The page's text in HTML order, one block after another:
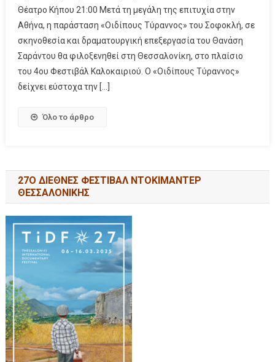
Θέατρο Κήπου 21:00 Μετά τη μεγάλη της επιτυχία στην
Αθήνα, η παράσταση «Οιδίπους Τύραννος» του Σοφοκλή, σε
σκηνοθεσία και δραματουργική επεξεργασία του Θανάση
Σαράντου θα φιλοξενηθεί στη Θεσσαλονίκη, στο πλαίσιο
του 4ου Φεστιβάλ Καλοκαιριού. Ο «Οιδίπους Τύραννος»
δείχνει εύστοχα την […]
Όλο το άρθρο
27Ο ΔΙΕΘΝΕΣ ΦΕΣΤΙΒΑΛ ΝΤΟΚΙΜΑΝΤΕΡ
ΘΕΣΣΑΛΟΝΙΚΗΣ